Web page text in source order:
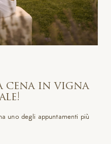
cena in vigna
uno degli appuntamenti più